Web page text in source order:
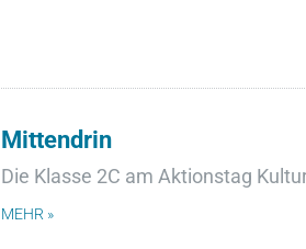
Mittendrin
Die Klasse 2C am Aktionstag
MEHR »